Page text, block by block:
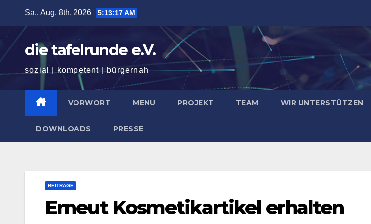
springen
Sa.. Aug. 8th, 2026 5:13:18 AM
die tafelrunde e.V.
sozial | kompetent | bürgernah
VORWORT MENU PROJEKT TEAM WIR UNTERSTÜTZEN
DOWNLOADS PRESSE
BEITRÄGE
Erneut Kosmetikartikel erhalten